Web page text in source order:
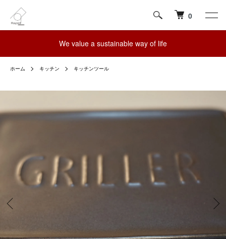
0
We value a sustainable way of life
ホーム キッチン キッチンツール